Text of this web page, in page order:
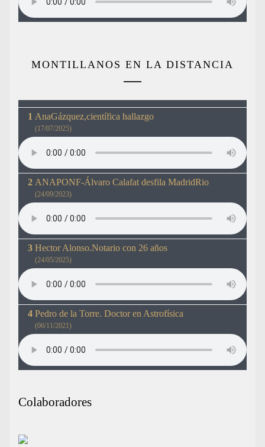
MONTILLANOS EN LA DISTANCIA
AnaGázquez,científica hallazgo
(17/07/2025)
ANAPONF-Álvaro Calafat desfila MadridRio
(24/09/2023)
Hector Alonso.Notario con 26 años
(24/05/2025)
Pedro de la Torre. Doctor en Astrofísica
(06/11/2021)
Colaboradores